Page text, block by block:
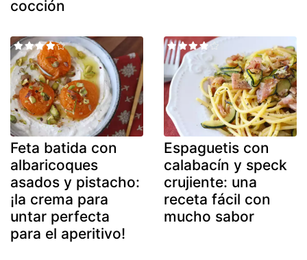
cocción
Feta batida con
albaricoques
asados y pistacho:
¡la crema para
untar perfecta
para el aperitivo!
Espaguetis con
calabacín y speck
crujiente: una
receta fácil con
mucho sabor